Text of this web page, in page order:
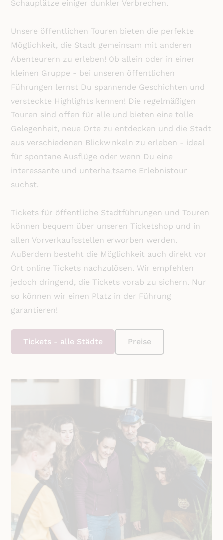
Schauplätze einiger dunkler Verbrechen.
Unsere öffentlichen Touren bieten die perfekte
Möglichkeit, die Stadt gemeinsam mit anderen
Abenteurern zu erleben! Ob allein oder in einer
kleinen Gruppe - bei unseren öffentlichen
Führungen lernst Du spannende Geschichten und
versteckte Highlights kennen! Die regelmäßigen
Touren sind offen für alle und bieten eine tolle
Gelegenheit, neue Orte zu entdecken und die Stadt
aus verschiedenen Blickwinkeln zu erleben - ideal
für spontane Ausflüge oder wenn Du eine
interessante und unterhaltsame Erlebnistour
suchst.
Tickets für öffentliche Stadtführungen und Touren
können bequem über unseren Ticketshop und in
allen Vorverkaufsstellen erworben werden.
Außerdem besteht die Möglichkeit auch direkt vor
Ort online Tickets nachzulösen. Wir empfehlen
jedoch dringend, die Tickets vorab zu sichern. Nur
so können wir einen Platz in der Führung
garantieren!
Tickets - alle Städte Preise